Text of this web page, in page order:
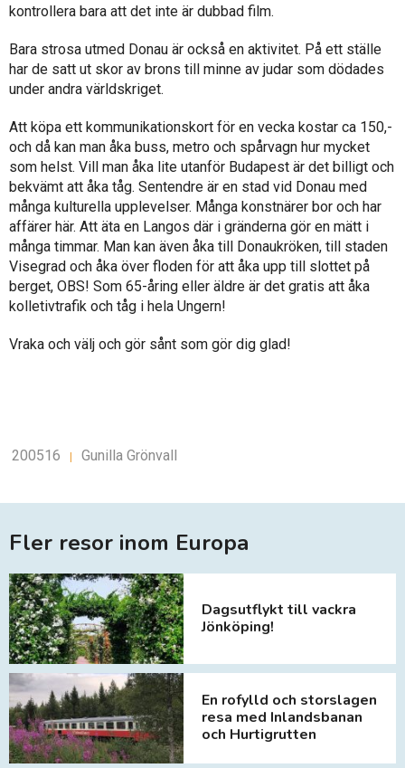
kontrollera bara att det inte är dubbad film.
Bara strosa utmed Donau är också en aktivitet. På ett ställe
har de satt ut skor av brons till minne av judar som dödades
under andra världskriget.
Att köpa ett kommunikationskort för en vecka kostar ca 150,-
och då kan man åka buss, metro och spårvagn hur mycket
som helst. Vill man åka lite utanför Budapest är det billigt och
bekvämt att åka tåg. Sentendre är en stad vid Donau med
många kulturella upplevelser. Många konstnärer bor och har
affärer här. Att äta en Langos där i gränderna gör en mätt i
många timmar. Man kan även åka till Donaukröken, till staden
Visegrad och åka över floden för att åka upp till slottet på
berget, OBS! Som 65-åring eller äldre är det gratis att åka
kolletivtrafik och tåg i hela Ungern!
Vraka och välj och gör sånt som gör dig glad!
200516 | Gunilla Grönvall
Fler resor inom Europa
Dagsutflykt till vackra
Jönköping!
En rofylld och storslagen
resa med Inlandsbanan
och Hurtigrutten